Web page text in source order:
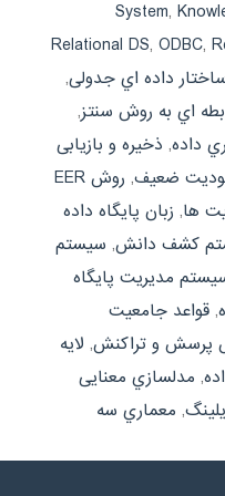
System,
Relational DS,ODBC,
داده اي جدولی,
اي به روش سنتز,
داده, ذخیره و بازیابی
ضعیف,
روش EER
ها, زبان پایگاه داده
کشف دانش, سیستم
مدیریت پایگاه
, قواعد جامعیت
پرسش و تراکنش, لایه
, مدلسازي معنایی
, معماري سه